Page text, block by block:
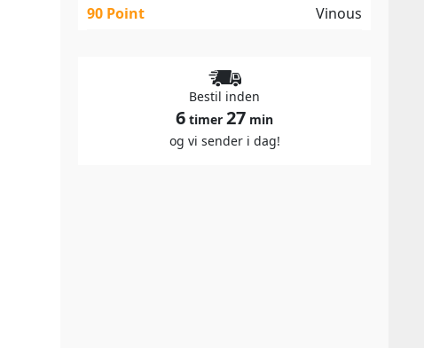
90 Point
Vinous
Bestil inden
6 timer 27 min
og vi sender i dag!